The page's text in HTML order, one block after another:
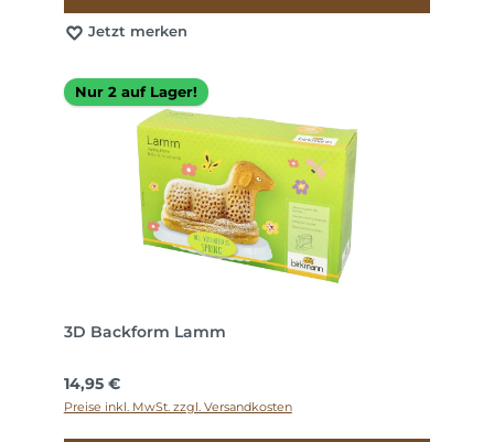
Jetzt merken
Nur 2 auf Lager!
3D Backform Lamm
Regulärer Preis:
14,95 €
Preise inkl. MwSt. zzgl. Versandkosten